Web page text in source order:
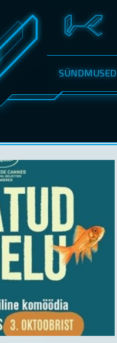
SÜNDMUSED